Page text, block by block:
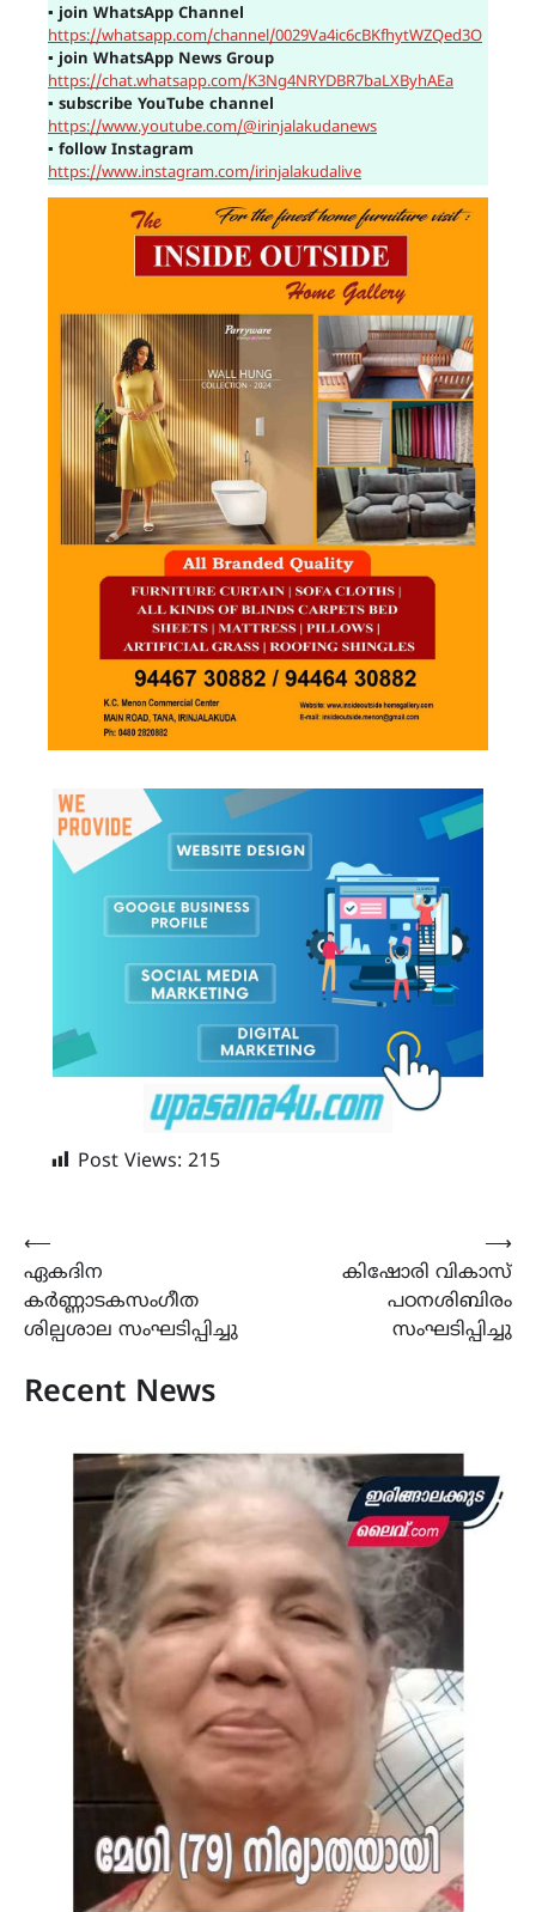
▪ join WhatsApp Channel
https://whatsapp.com/channel/0029Va4ic6cBKfhytWZQed3O
▪ join WhatsApp News Group
https://chat.whatsapp.com/K3Ng4NRYDBR7baLXByhAEa
▪ subscribe YouTube channel
https://www.youtube.com/@irinjalakudanews
▪ follow Instagram
https://www.instagram.com/irinjalakudalive
Post Views: 215
Post
navigation
⟵
ഏകദിന
കർണ്ണാടകസംഗീത
ശില്പശാല സംഘടിപ്പിച്ചു
കിഷോരി വികാസ്
പഠനശിബിരം
സംഘടിപ്പിച്ചു
⟶
Recent News